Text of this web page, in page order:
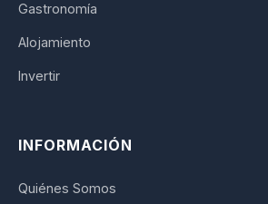
Gastronomía
Alojamiento
Invertir
INFORMACIÓN
Quiénes Somos